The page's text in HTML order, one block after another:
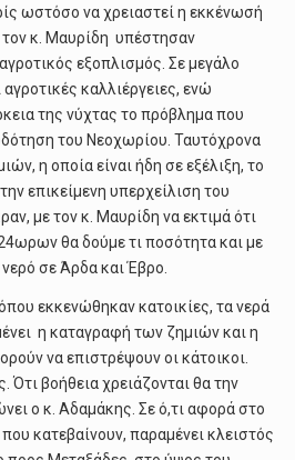
ωστόσο να χρειαστεί η εκκένωσή
κ. Μαυρίδη υπέστησαν
εξοπλισμός. Σε μεγάλο
καλλιέργειες, ενώ
της νύχτας το πρόβλημα που
του Νεοχωρίου. Ταυτόχρονα
η οποία είναι ήδη σε εξέλιξη, το
επικείμενη υπερχείλιση του
με τον κ. Μαυρίδη να εκτιμά ότι
θα δούμε τι ποσότητα και με
σε Άρδα και Έβρο.
εκκενώθηκαν κατοικίες, τα νερά
η καταγραφή των ζημιών και η
να επιστρέψουν οι κάτοικοι.
Ότι βοήθεια χρειάζονται θα την
ο κ. Αδαμάκης. Σε ό,τι αφορά στο
κατεβαίνουν, παραμένει κλειστός